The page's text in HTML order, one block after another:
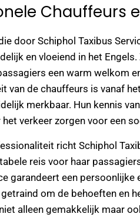
Chauffeurs
door Schiphol Taxibus
en vloeiend in het
een warm welkom
van de chauffeurs is vanaf
merkbaar. Hun kennis
verkeer zorgen voor een
richt Schiphol
reis voor haar
garandeert een persoonlijke
om de behoeften en
alleen gemakkelijk maar